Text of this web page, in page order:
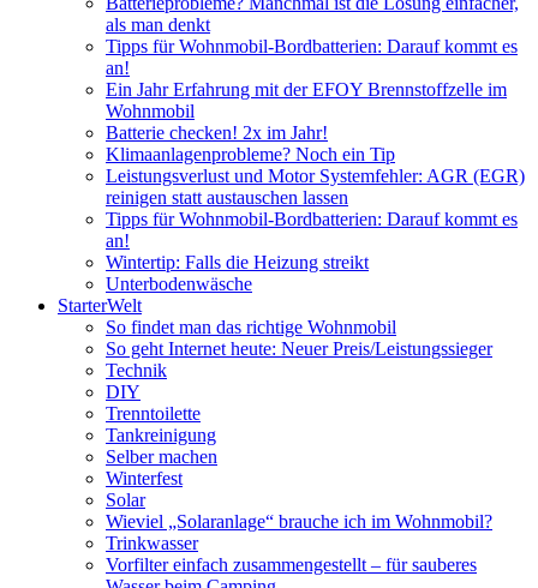
als man denkt
Tipps für Wohnmobil-Bordbatterien: Darauf kommt es
an!
Ein Jahr Erfahrung mit der EFOY Brennstoffzelle im
Wohnmobil
Batterie checken! 2x im Jahr!
Klimaanlagenprobleme? Noch ein Tip
Leistungsverlust und Motor Systemfehler: AGR (EGR)
reinigen statt austauschen lassen
Tipps für Wohnmobil-Bordbatterien: Darauf kommt es
an!
Wintertip: Falls die Heizung streikt
Unterbodenwäsche
StarterWelt
So findet man das richtige Wohnmobil
So geht Internet heute: Neuer Preis/Leistungssieger
Technik
DIY
Trenntoilette
Tankreinigung
Selber machen
Winterfest
Solar
Wieviel „Solaranlage“ brauche ich im Wohnmobil?
Trinkwasser
Vorfilter einfach zusammengestellt – für sauberes